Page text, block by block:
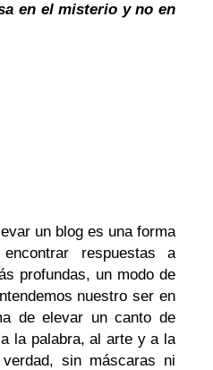
en el misterio y no en
un blog es una forma
respuestas a
profundas, un modo de
nuestro ser en
de elevar un canto de
la palabra, al arte y a la
sin máscaras ni